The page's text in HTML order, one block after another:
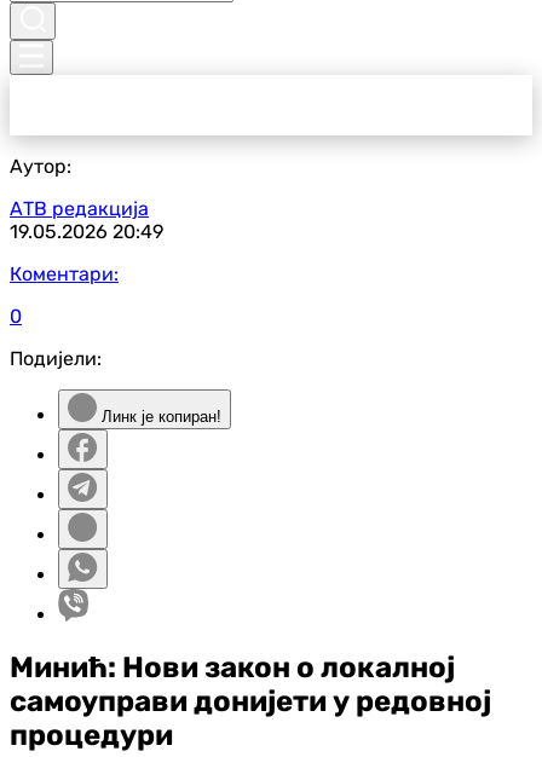
Аутор:
АТВ редакција
19.05.2026 20:49
Коментари:
0
Подијели:
Линк је копиран!
Минић: Нови закон о локалној
самоуправи донијети у редовној
процедури